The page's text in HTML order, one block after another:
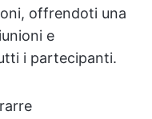
offrendoti una
e
i partecipanti.